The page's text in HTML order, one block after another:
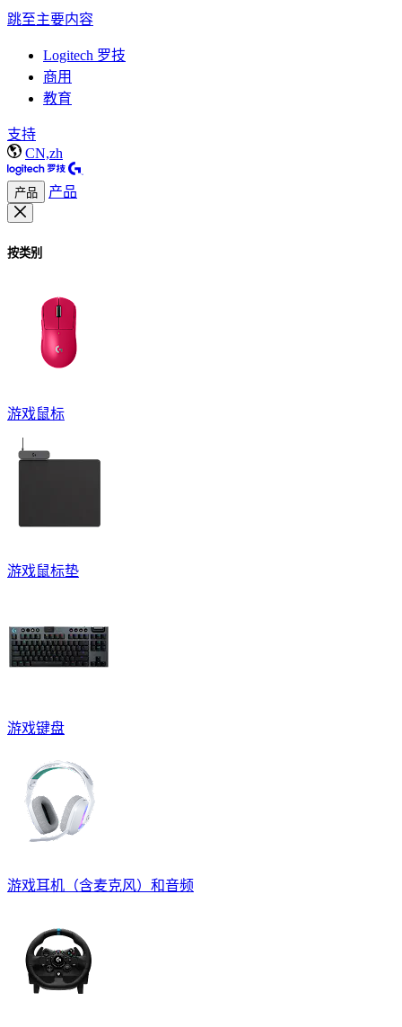
跳至主要内容
Logitech 罗技
商用
教育
支持
CN,zh
产品 产品
按类别
游戏鼠标
游戏鼠标垫
游戏键盘
游戏耳机（含麦克风）和音频